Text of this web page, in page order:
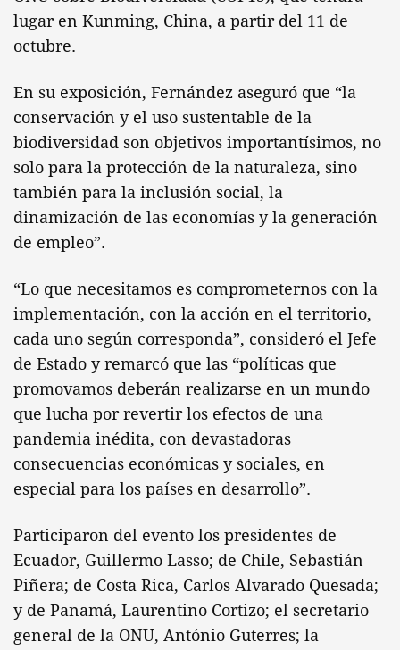
lugar en Kunming, China, a partir del 11 de
octubre.
En su exposición, Fernández aseguró que “la
conservación y el uso sustentable de la
biodiversidad son objetivos importantísimos, no
solo para la protección de la naturaleza, sino
también para la inclusión social, la
dinamización de las economías y la generación
de empleo”.
“Lo que necesitamos es comprometernos con la
implementación, con la acción en el territorio,
cada uno según corresponda”, consideró el Jefe
de Estado y remarcó que las “políticas que
promovamos deberán realizarse en un mundo
que lucha por revertir los efectos de una
pandemia inédita, con devastadoras
consecuencias económicas y sociales, en
especial para los países en desarrollo”.
Participaron del evento los presidentes de
Ecuador, Guillermo Lasso; de Chile, Sebastián
Piñera; de Costa Rica, Carlos Alvarado Quesada;
y de Panamá, Laurentino Cortizo; el secretario
general de la ONU, António Guterres; la